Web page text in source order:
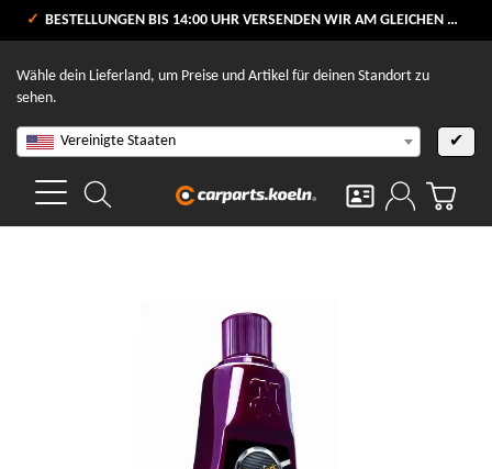
VERSANDKOSTENFREI AB 80 €
BESTELLUNGEN BIS 14:00 UHR VERSENDEN WIR AM GLEICHEN WERKTAG
Wähle dein Lieferland, um Preise und Artikel für deinen Standort zu
sehen.
Vereinigte Staaten ✔